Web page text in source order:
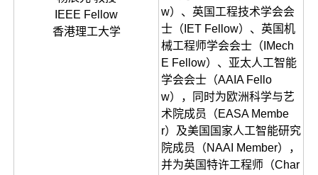
IEEE Fellow
香港理工大学
w）、英国工程技术学会会
士（IET Fellow）、英国机
械工程师学会会士（IMech
E Fellow）、亚太人工智能
学会会士（AAIA Fello
w），同时为欧洲科学与艺
术院成员（EASA Membe
r）及美国国家人工智能研究
院成员（NAAI Member），
并为英国特许工程师（Char